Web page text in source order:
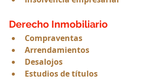
Derecho Inmobiliario
Compraventas
Arrendamientos
Desalojos
Estudios de títulos